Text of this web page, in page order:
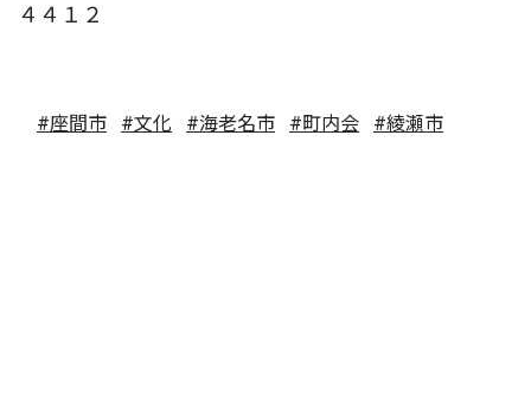
４４１２
#座間市 #文化 #海老名市 #町内会 #綾瀬市